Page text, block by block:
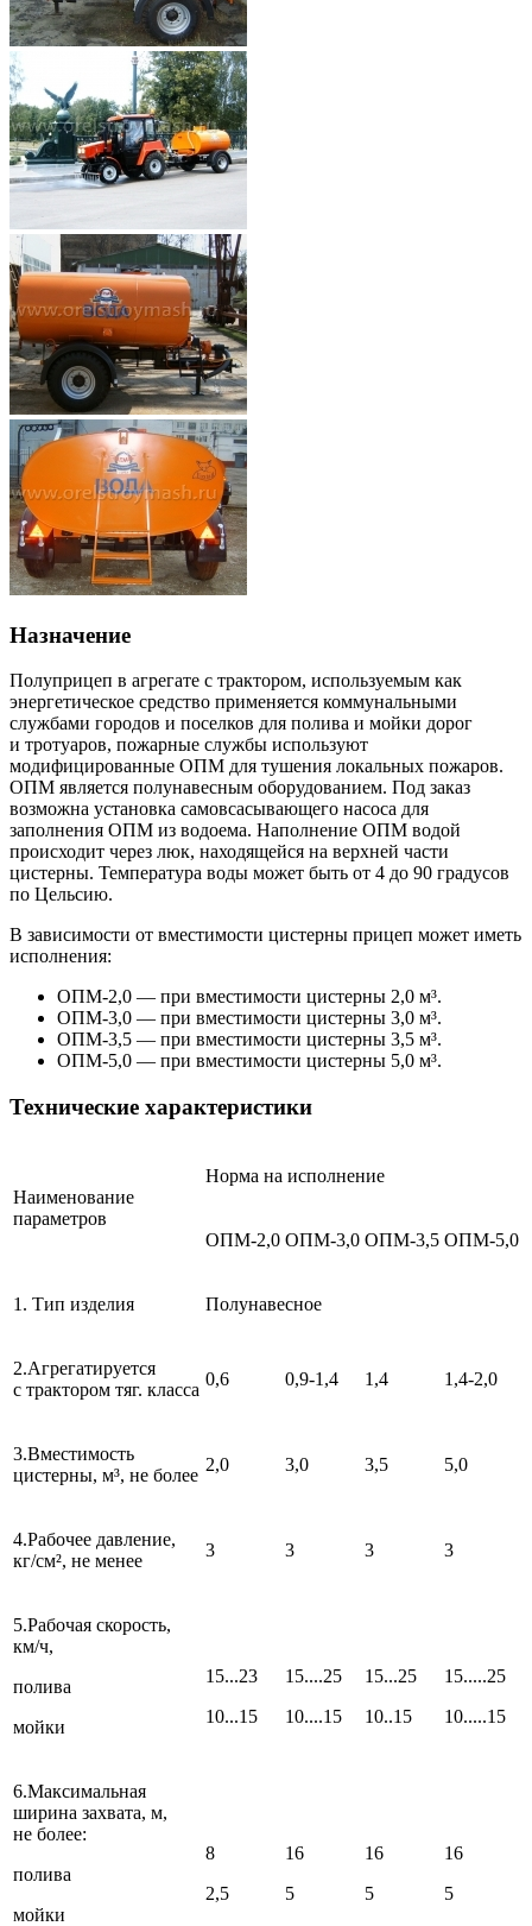
Назначение
Полуприцеп в агрегате с трактором, используемым как
энергетическое средство применяется коммунальными
службами городов и поселков для полива и мойки дорог
и тротуаров, пожарные службы используют
модифицированные ОПМ для тушения локальных пожаров.
ОПМ является полунавесным оборудованием. Под заказ
возможна установка самовсасывающего насоса для
заполнения ОПМ из водоема. Наполнение ОПМ водой
происходит через люк, находящейся на верхней части
цистерны. Температура воды может быть от 4 до 90 градусов
по Цельсию.
В зависимости от вместимости цистерны прицеп может иметь
исполнения:
ОПМ-2,0 — при вместимости цистерны 2,0 м³.
ОПМ-3,0 — при вместимости цистерны 3,0 м³.
ОПМ-3,5 — при вместимости цистерны 3,5 м³.
ОПМ-5,0 — при вместимости цистерны 5,0 м³.
Технические характеристики
Наименование
параметров
Норма на исполнение
ОПМ-2,0 ОПМ-3,0 ОПМ-3,5 ОПМ-5,0
1. Тип изделия Полунавесное
2.Агрегатируется
с трактором тяг. класса
0,6 0,9-1,4 1,4 1,4-2,0
3.Вместимость
цистерны, м³, не более
2,0 3,0 3,5 5,0
4.Рабочее давление,
кг/см², не менее
3 3 3 3
5.Рабочая скорость,
км/ч,
полива
мойки
15...23
10...15
15....25
10....15
15...25
10..15
15.....25
10.....15
6.Максимальная
ширина захвата, м,
не более:
полива
мойки
8
2,5
16
5
16
5
16
5